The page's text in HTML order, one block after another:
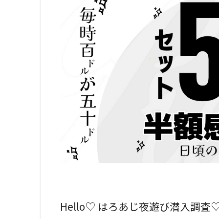
Hello♡ はろあじ夜遊び潜入調査